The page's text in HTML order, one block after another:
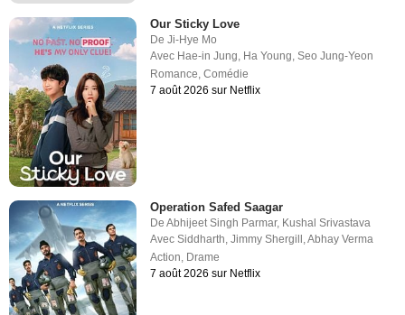
Our Sticky Love
DeJi-Hye Mo
Avec Hae-in Jung Ha Young ,Seo Jung-Yeon
Romance ,Comédie
7 août 2026 sur Netflix
Operation Safed Saagar
DeAbhijeet Singh Parmar, Kushal Srivastava
AvecSiddharth,Jimmy Shergill ,Abhay Verma
Action, Drame
7 août 2026 sur Netflix